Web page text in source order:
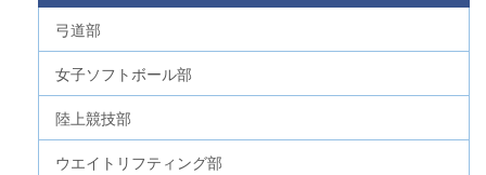
弓道部
女子ソフトボール部
陸上競技部
ウエイトリフティング部